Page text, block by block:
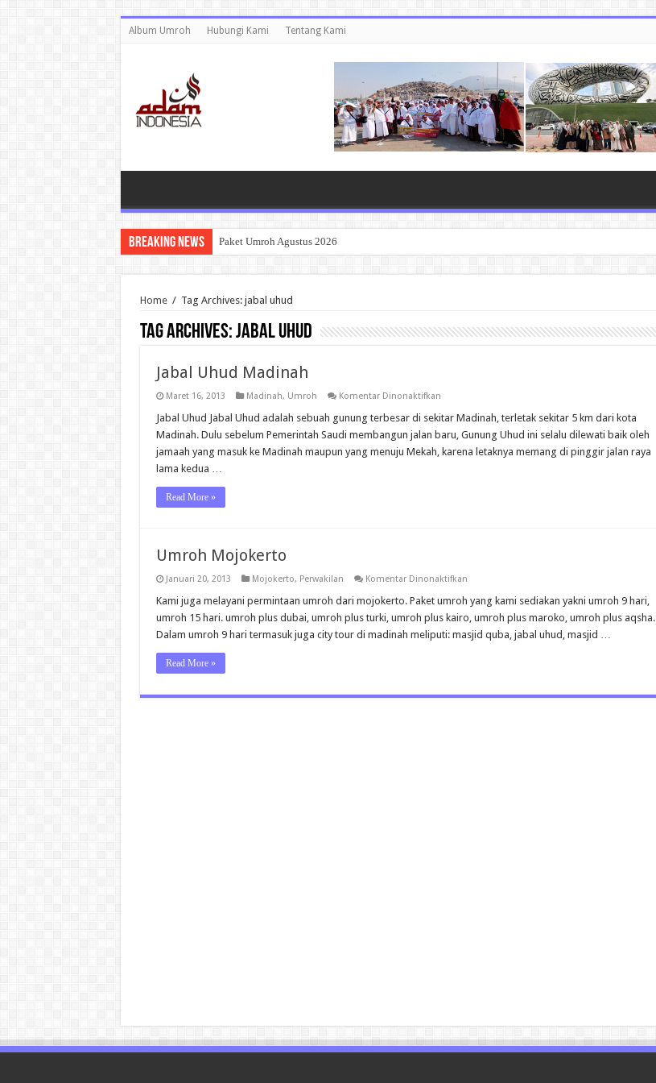
Album Umroh Hubungi Kami Tentang Kami
Breaking News Paket Umroh Agustus 2026
Home / Tag Archives: jabal uhud
Tag Archives:jabal uhud
Jabal Uhud Madinah
Maret 16, 2013 Madinah, Umroh Komentar Dinonaktifkanpada
Uhud
Jabal Uhud Jabal Uhud adalah sebuah gunung terbesar di sekitar Madinah, terletak sekitar 5 km dari kota
Madinah. Dulu sebelum Pemerintah Saudi membangun jalan baru, Gunung Uhud ini selalu dilewati baik oleh
jamaah yang masuk ke Madinah maupun yang menuju Mekah, karena letaknya memang di pinggir jalan raya
lama kedua …
Read More »
Umroh Mojokerto
Januari 20, 2013 Mojokerto, Perwakilan Komentar Dinonaktifkanpada
Mojokerto
Kami juga melayani permintaan umroh dari mojokerto. Paket umroh yang kami sediakan yakni umroh 9 hari,
umroh 15 hari. umroh plus dubai, umroh plus turki, umroh plus kairo, umroh plus maroko, umroh plus aqsha.
Dalam umroh 9 hari termasuk juga city tour di madinah meliputi: masjid quba, jabal uhud, masjid …
Read More »